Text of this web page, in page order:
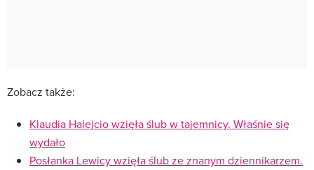
Zobacz także:
Klaudia Halejcio wzięła ślub w tajemnicy. Właśnie się
wydało
Posłanka Lewicy wzięła ślub ze znanym dziennikarzem.